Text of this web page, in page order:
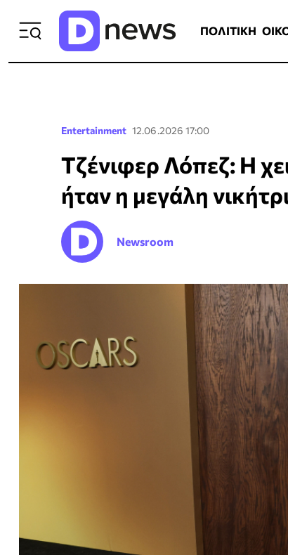
ΠΟΛΙΤΙΚΗ
Entertainment 12.06.2026 17:00
Τζένιφερ Λόπεζ: Η
ήταν η μεγάλη
Newsroom